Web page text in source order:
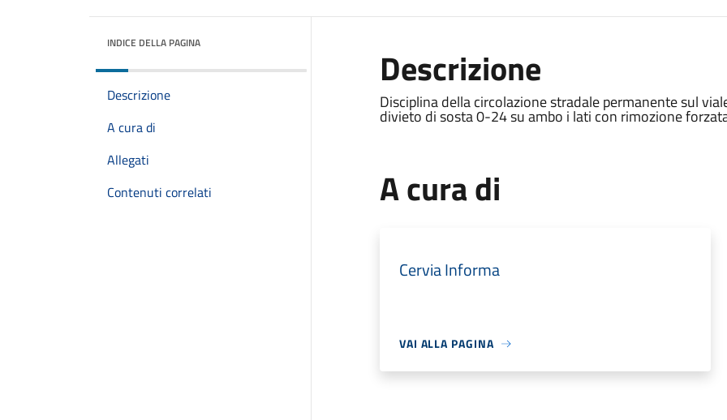
INDICE DELLA PAGINA
Descrizione
A cura di
Allegati
Contenuti correlati
Descrizione
Disciplina della circolazione stradale permanente sul
divieto di sosta 0-24 su ambo i lati con rimozione
A cura di
Cervia Informa
VAI ALLA PAGINA